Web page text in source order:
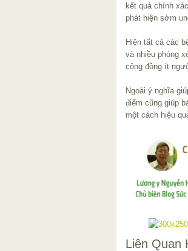
kết quả chính
phát hiện sớm
Hiện tất cả các
và nhiều phòng
cộng đồng ít
Ngoài ý nghĩa
điểm cũng giúp
một cách hiệu
Liên Quan